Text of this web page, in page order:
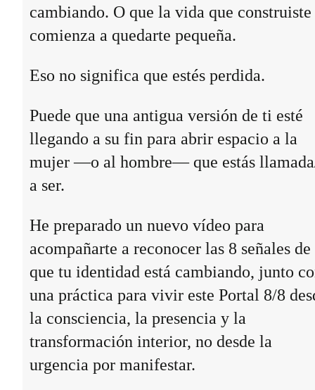
cambiando. O que la vida que construiste
comienza a quedarte pequeña.
Eso no significa que estés perdida.
Puede que una antigua versión de ti esté
llegando a su fin para abrir espacio a la
mujer —o al hombre— que estás
a ser.
He preparado un nuevo vídeo para
acompañarte a reconocer las 8 señales de
que tu identidad está cambiando, junto
una práctica para vivir este Portal 8/8
la consciencia, la presencia y la
transformación interior, no desde la
urgencia por manifestar.